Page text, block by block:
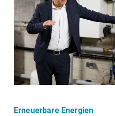
Erneuerbare Energien